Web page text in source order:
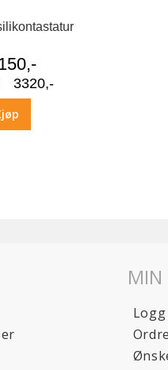
3320,-
MIN